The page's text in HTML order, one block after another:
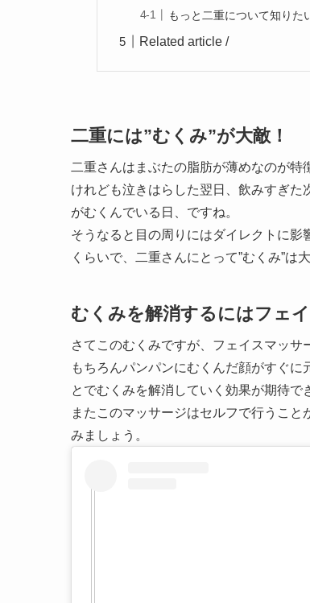
もっと二重について知りた
Related article /
二重には”むくみ”が大敵！
二重さんはまぶたの脂肪が薄めなのが特
けれども泣きはらした翌日、飲みすぎ
がむくんでいる日、ですね。
そうなると目の周りにはダイレクトに
くらいで、二重さんにとって”むくみ”は
むくみを解消するにはフェ
さてこのむくみですが、フェイスマッサ
もちろんパンパンにむくんだ顔がすぐ
とでむくみを解消していく効果が期待で
またこのマッサージはセルフで行うこ
みましょう。